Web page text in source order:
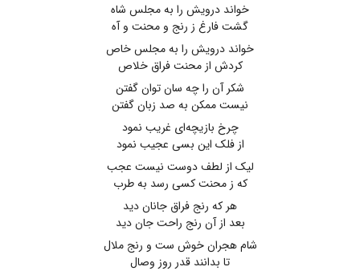
خواند درویش را به مجلس شاه
گشت فارغ ز رنج و محنت و آه
خواند درویش را به مجلس خاص
کردش از محنت فراق خلاص
شکر آن را چه سان توان گفتن
نیست ممکن به صد زبان گفتن
چرخ بازیچه‌ای غریب نمود
از فلک این بسی عجیب نمود
لیک از لطف دوست نیست عجب
که ز محنت کسی رسد به طرب
هر که رنج فراق جانان دید
بعد از آن رنج راحت جان دید
شام هجران خوش ست و رنج ملال
تا بدانند قدر روز وصال